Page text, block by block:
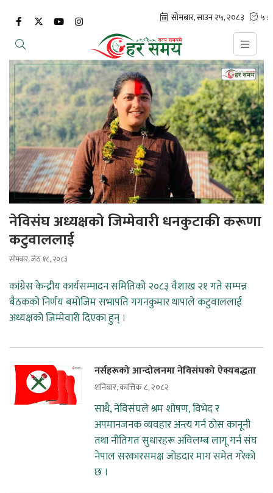
नेविसंघ अध्यक्षको जिम्मेवारी धनकुटाकी करूणा
कटुवाललाई
सोमबार, जेठ १८, २०८३
कांग्रेस केन्द्रीय कार्यसम्पादन समितिको २०८३ वैशाख २१ गते सम्पन्न
बैठकको निर्णय बमोजिम सभापति गगनकुमार थापाले कटुवाललाई
अध्यक्षको जिम्मेवारी दिएका हुन् ।
नर्सहरूको आन्दोलनमा नेविसंघको ऐक्यबद्धता
शनिबार, कात्तिक ८, २०८२
साथै, नेविसंघले श्रम शोषण, विभेद र
अपमानजनक व्यवहार अन्त्य गर्न ठोस कानूनी
तथा नीतिगत सुधारहरू अविलम्ब लागू गर्न संघ
नेपाल सरकारसमक्ष जोडदार माग समेत गरेको
छ ।